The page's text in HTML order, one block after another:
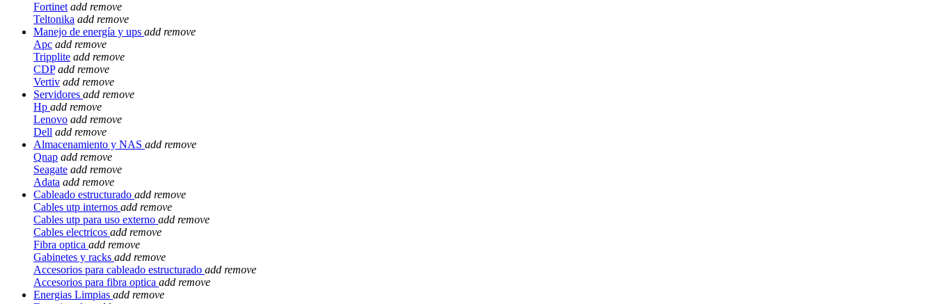
Fortinet add remove
Teltonika add remove
Manejo de energía y ups add remove
Apc add remove
Tripplite add remove
CDP add remove
Vertiv add remove
Servidores add remove
Hp add remove
Lenovo add remove
Dell add remove
Almacenamiento y NAS add remove
Qnap add remove
Seagate add remove
Adata add remove
Cableado estructurado add remove
Cables utp internos add remove
Cables utp para uso externo add remove
Cables electricos add remove
Fibra optica add remove
Gabinetes y racks add remove
Accesorios para cableado estructurado add remove
Accesorios para fibra optica add remove
Energias Limpias add remove